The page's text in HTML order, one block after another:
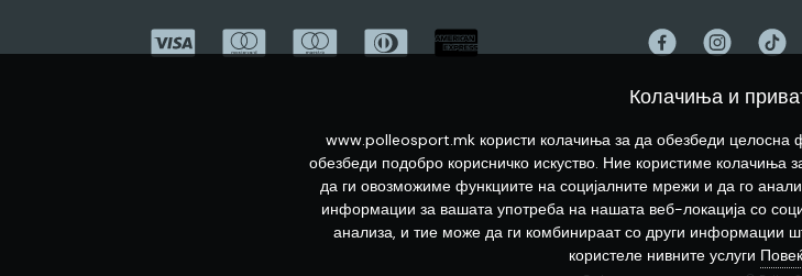
Колачиња и
www.polleosport.mk користи колачиња за да обезбеди целосна
обезбеди подобро корисничко искуство. Ние користиме колачиња
да ги овозможиме функциите на социјалните мрежи и да го
информации за вашата употреба на нашата веб-локација со
анализа, и тие може да ги комбинираат со други информации
користеле нивните услуги